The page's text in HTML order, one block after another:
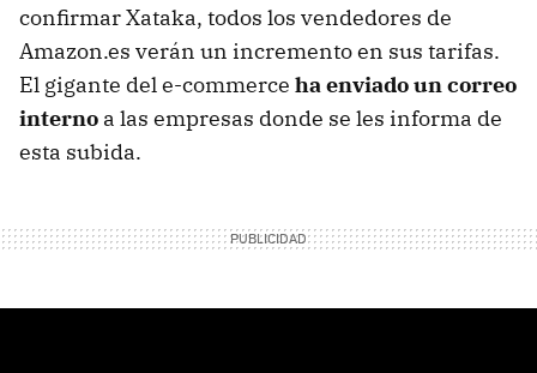
confirmar Xataka, todos los vendedores de
Amazon.es verán un incremento en sus tarifas.
El gigante del e-commerce ha enviado un correo
interno a las empresas donde se les informa de
esta subida.